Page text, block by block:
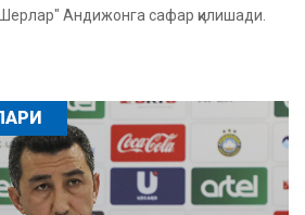
Андижонга сафар қилишади.